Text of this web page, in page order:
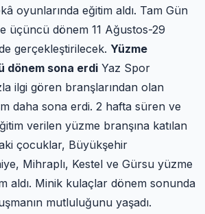
oyunlarında eğitim aldı. Tam Gün
üçüncü dönem 11 Ağustos-29
gerçekleştirilecek. Yüzme
dönem sona erdi Yaz Spor
ilgi gören branşlarından olan
daha sona erdi. 2 hafta süren ve
verilen yüzme branşına katılan
çocuklar, Büyükşehir
Mihraplı, Kestel ve Gürsu yüzme
aldı. Minik kulaçlar dönem sonunda
mutluluğunu yaşadı.